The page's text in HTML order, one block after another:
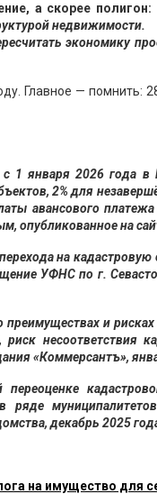
а скорее полигон:
недвижимости.
экономику
Главное — помнить:
1 января 2026 года в
2% для
авансового
опубликованное на
на
УФНС по г.
и
риск несоответствия
«Коммерсантъ»,
переоценке
ряде
декабрь 2025
на имущество для